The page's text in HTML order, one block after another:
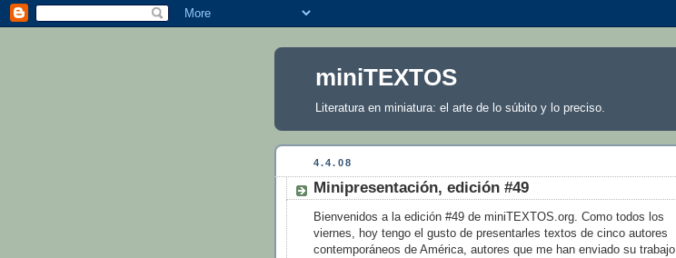
miniTEXTOS
Literatura en miniatura: el arte de lo súbito y lo preciso.
4.4.08
Minipresentación, edición #49
Bienvenidos a la edición #49 de miniTEXTOS.org. Como todos los
viernes, hoy tengo el gusto de presentarles textos de cinco autores
contemporáneos de América, autores que me han enviado su trabajo